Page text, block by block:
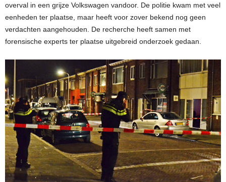
overval in een grijze Volkswagen vandoor. De politie kwam met veel
eenheden ter plaatse, maar heeft voor zover bekend nog geen
verdachten aangehouden. De recherche heeft samen met
forensische experts ter plaatse uitgebreid onderzoek gedaan.